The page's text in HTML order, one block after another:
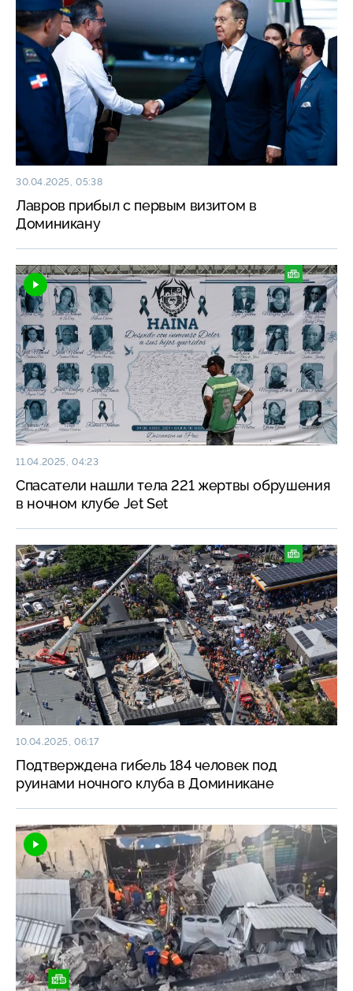
30.04.2025, 05:38
Лавров прибыл с первым визитом в
Доминикану
11.04.2025, 04:23
Спасатели нашли тела 221 жертвы обрушения
в ночном клубе Jet Set
10.04.2025, 06:17
Подтверждена гибель 184 человек под
руинами ночного клуба в Доминикане